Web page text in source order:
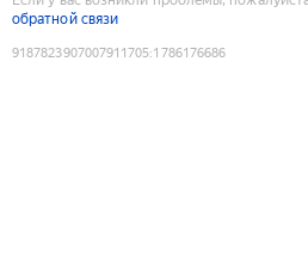
обратной связи
9187823907007911705:1786176686